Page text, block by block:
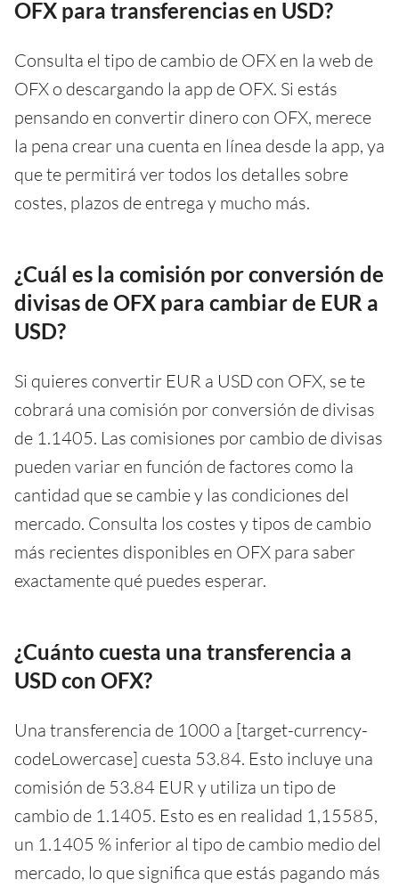
OFX para transferencias en USD?
Consulta el tipo de cambio de OFX en la web de
OFX o descargando la app de OFX. Si estás
pensando en convertir dinero con OFX, merece
la pena crear una cuenta en línea desde la app, ya
que te permitirá ver todos los detalles sobre
costes, plazos de entrega y mucho más.
¿Cuál es la comisión por conversión de
divisas de OFX para cambiar de EUR a
USD?
Si quieres convertir EUR a USD con OFX, se te
cobrará una comisión por conversión de divisas
de 1.1405. Las comisiones por cambio de divisas
pueden variar en función de factores como la
cantidad que se cambie y las condiciones del
mercado. Consulta los costes y tipos de cambio
más recientes disponibles en OFX para saber
exactamente qué puedes esperar.
¿Cuánto cuesta una transferencia a
USD con OFX?
Una transferencia de 1000 a [target-currency-
codeLowercase] cuesta 53.84. Esto incluye una
comisión de 53.84 EUR y utiliza un tipo de
cambio de 1.1405. Esto es en realidad 1,15585,
un 1.1405 % inferior al tipo de cambio medio del
mercado, lo que significa que estás pagando más